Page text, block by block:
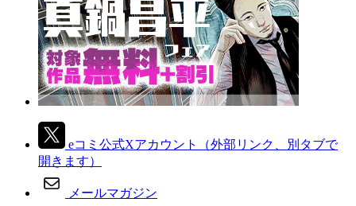
eコミ公式Xアカウント
（外部リンク、別タブで
開きます）
メールマガジン